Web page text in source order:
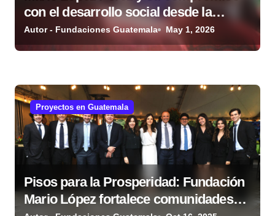
r
d
a
s
con el desarrollo social desde la
Fundación Mario López Estrada
Autor - Fundaciones Guatemala May 1, 2026
Proyectos en Guatemala
Pisos para la Prosperidad: Fundación
Mario López fortalece comunidades